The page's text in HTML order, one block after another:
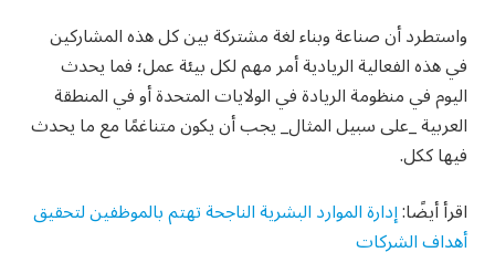
واستطرد أن صناعة وبناء لغة مشتركة بين كل هذه المشاركين
في هذه الفعالية الريادية أمر مهم لكل بيئة عمل؛ فما يحدث
اليوم في منظومة الريادة في الولايات المتحدة أو في المنطقة
العربية _على سبيل المثال_ يجب أن يكون متناغمًا مع ما يحدث
فيها ككل.
اقرأ أيضًا:إدارة الموارد البشرية الناجحة تهتم بالموظفين لتحقيق
أهداف الشركات